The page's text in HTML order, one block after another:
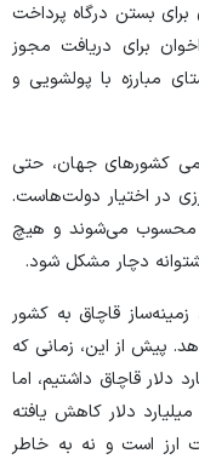
بستن درگاه‌ پرداخت
برای دریافت مجوز
مبارزه با پولشویی و
کشور‌های جهان، حتی
در اختیار دولت‌هاست.
محسوب می‌شوند و هیچ
دچار مشکل شود.
قاچاق به کشور
پیش از این، زمانی که
بود، سالانه بین ۱۰ تا ۲۴ میلیارد دلار قاچاق داشتیم، اما
اکنون با افزایش قیمت ارز، این رقم به ۷ تا ۱۰ میلیارد دلار کاهش یافته
ارز است و نه به خاطر